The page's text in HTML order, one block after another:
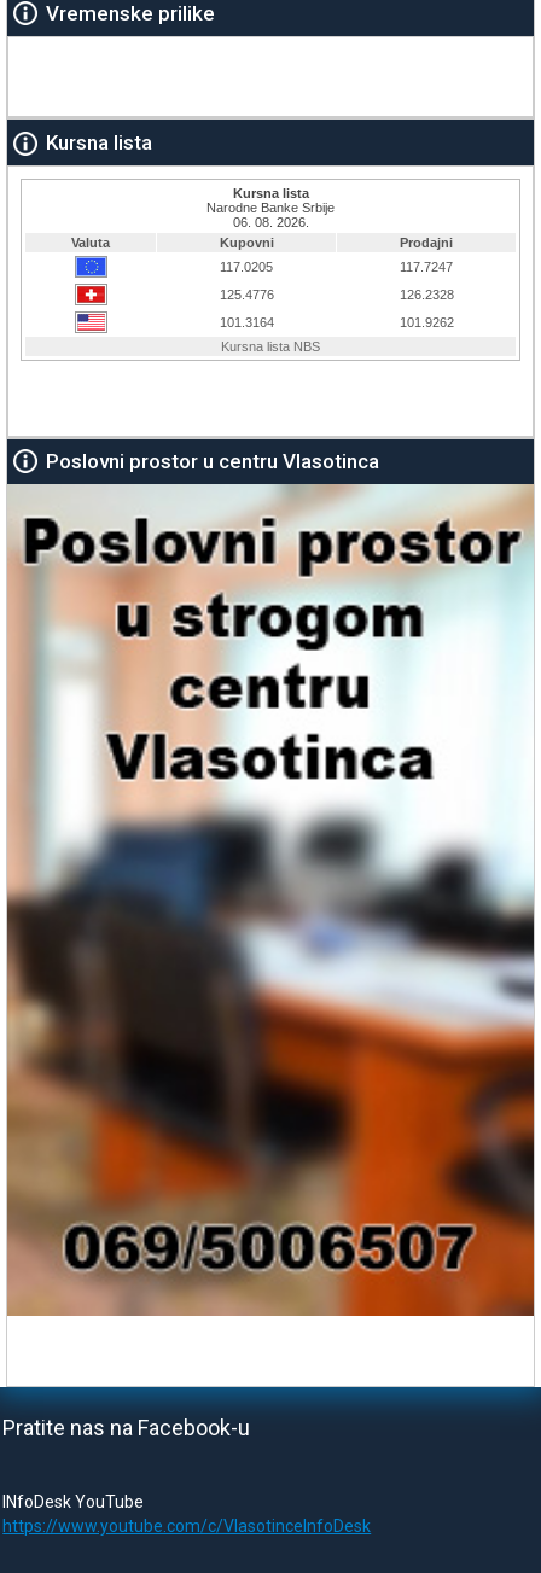
Vremenske prilike
Kursna lista
Poslovni prostor u centru Vlasotinca
Pratite nas na Facebook-u
INfoDesk YouTube
https://www.youtube.com/c/VlasotinceInfoDesk